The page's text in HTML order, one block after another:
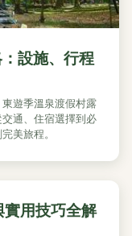
設施、行程
遊季溫泉渡假村露
通、住宿選擇到必
美旅程。
用技巧全解